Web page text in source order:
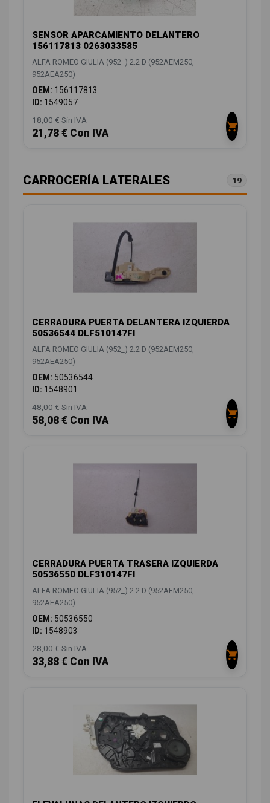
SENSOR APARCAMIENTO DELANTERO
156117813 0263033585
ALFA ROMEO GIULIA (952_) 2.2 D (952AEM250,
952AEA250)
OEM: 156117813
ID: 1549057
18,00 € Sin IVA
21,78 € Con IVA
CARROCERÍA LATERALES 19
CERRADURA PUERTA DELANTERA IZQUIERDA
50536544 DLF510147FI
ALFA ROMEO GIULIA (952_) 2.2 D (952AEM250,
952AEA250)
OEM: 50536544
ID: 1548901
48,00 € Sin IVA
58,08 € Con IVA
CERRADURA PUERTA TRASERA IZQUIERDA
50536550 DLF310147FI
ALFA ROMEO GIULIA (952_) 2.2 D (952AEM250,
952AEA250)
OEM: 50536550
ID: 1548903
28,00 € Sin IVA
33,88 € Con IVA